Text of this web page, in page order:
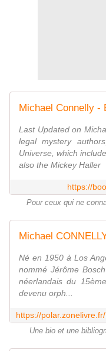
Michael Connelly -
Last Updated on
legal mystery
Universe, which
also the Mickey Haller
https://
Pour ceux qui ne
Né en 1950 à Los
nommé Jérôme
néerlandais du
devenu orph...
Une bio et une